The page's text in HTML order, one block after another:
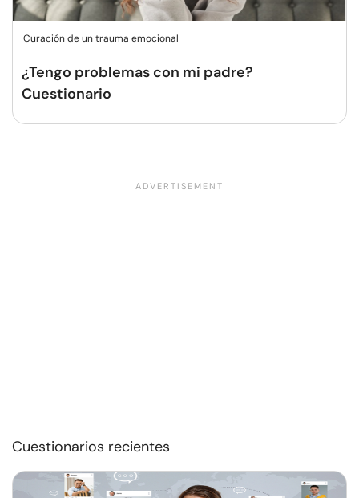
Curación de un trauma emocional
¿Tengo problemas con mi padre?
Cuestionario
Cuestionarios recientes